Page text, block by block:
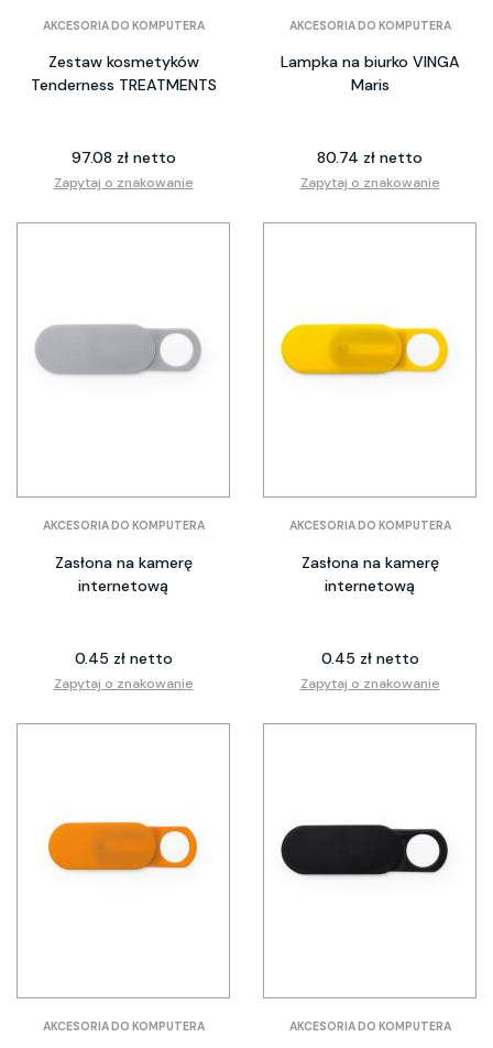
AKCESORIA DO KOMPUTERA
Zestaw kosmetyków
Tenderness TREATMENTS
97.08 zł netto
Zapytaj o znakowanie
AKCESORIA DO KOMPUTERA
Lampka na biurko VINGA
Maris
80.74 zł netto
Zapytaj o znakowanie
AKCESORIA DO KOMPUTERA
Zasłona na kamerę
internetową
0.45 zł netto
Zapytaj o znakowanie
AKCESORIA DO KOMPUTERA
Zasłona na kamerę
internetową
0.45 zł netto
Zapytaj o znakowanie
AKCESORIA DO KOMPUTERA AKCESORIA DO KOMPUTERA